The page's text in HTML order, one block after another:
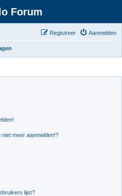
Forum
Aanmelden
Registreer
meer aanmelden!?
lijst?